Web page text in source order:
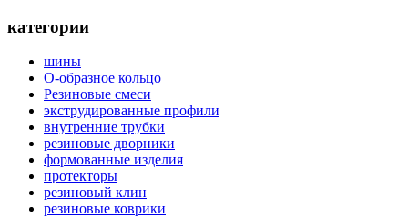
категории
шины
О-образное кольцо
Резиновые смеси
экструдированные профили
внутренние трубки
резиновые дворники
формованные изделия
протекторы
резиновый клин
резиновые коврики